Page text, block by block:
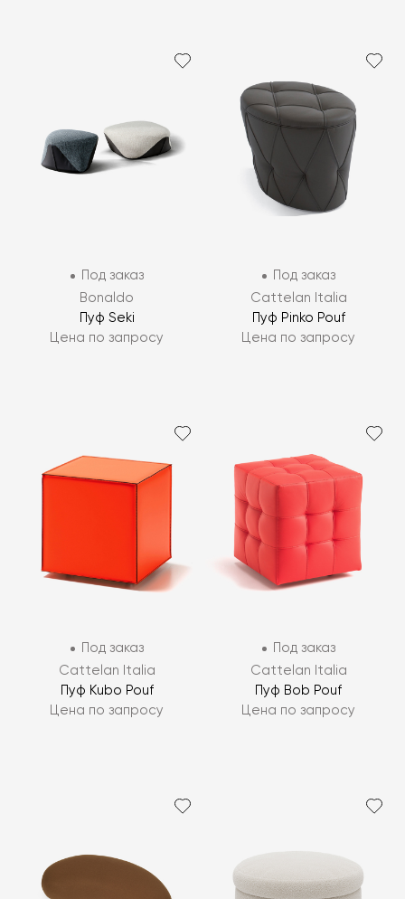
Под заказ
Bonaldo
Пуф Seki
Цена по запросу
Под заказ
Cattelan Italia
Пуф Pinko Pouf
Цена по запросу
Под заказ
Cattelan Italia
Пуф Kubo Pouf
Цена по запросу
Под заказ
Cattelan Italia
Пуф Bob Pouf
Цена по запросу